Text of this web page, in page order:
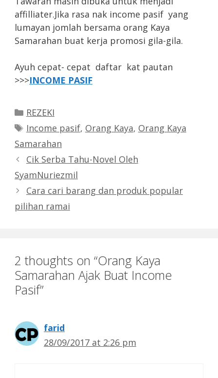
affilliater.Jika rasa nak income pasif yang
lumayan jomlah bersama orang Kaya
Samarahan buat kerja promosi gila-gila.
Ayuh cepat- cepat daftar kat pautan
>>>INCOME PASIF
Categories
REZEKI
Tags
Income pasif, Orang Kaya, Orang Kaya
Samarahan
Cik Serba Tahu-Novel Oleh
SyamNuriezmil
Cara cari barang dan produk popular
pilihan ramai
2 thoughts on “Orang Kaya
Samarahan Ajak Buat Income
Pasif”
farid
28/09/2017 at 2:26 pm